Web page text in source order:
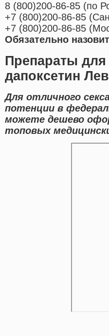
8 (800)200-86-85 (по
+7 (800)200-86-85 (
+7 (800)200-86-85 (
Обязательно
Препараты для
дапоксетин
Для отличного
потенции в
можете дешево
топовых